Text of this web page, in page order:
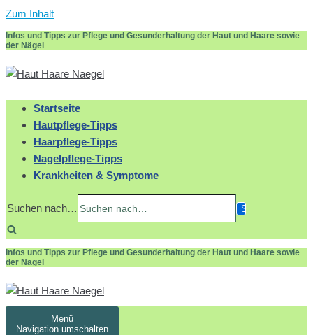
Zum Inhalt
Infos und Tipps zur Pflege und Gesunderhaltung der Haut und Haare sowie
der Nägel
Startseite
Hautpflege-Tipps
Haarpflege-Tipps
Nagelpflege-Tipps
Krankheiten & Symptome
Suchen nach…
Infos und Tipps zur Pflege und Gesunderhaltung der Haut und Haare sowie
der Nägel
Menü
Navigation umschalten